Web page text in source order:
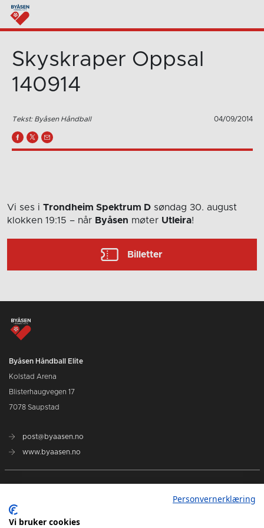
Skyskraper Oppsal
140914
Tekst: Byåsen Håndball 04/09/2014
Vi ses i Trondheim Spektrum D søndag 30. august
klokken 19:15 – når Byåsen møter Utleira!
Billetter
Byåsen Håndball Elite
Kolstad Arena
Blisterhaugvegen 17
7078 Saupstad
post@byaasen.no
www.byaasen.no
Kommende kamper
Personvernerklæring
Vi bruker cookies